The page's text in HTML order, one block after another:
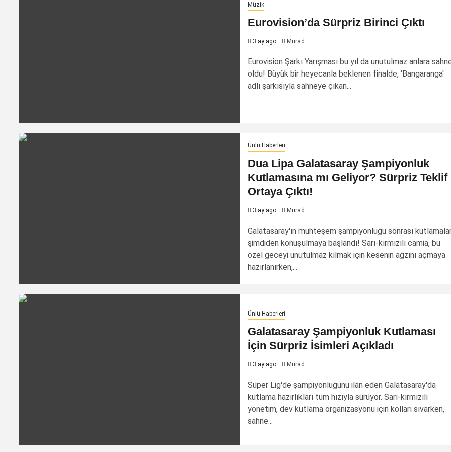
Müzik
Eurovision’da Sürpriz Birinci Çıktı
3 ay ago Murad
Eurovision Şarkı Yarışması bu yıl da unutulmaz anlara
oldu! Büyük bir heyecanla beklenen finalde, 'Bangaranga'
adlı şarkısıyla sahneye çıkan...
Ünlü Haberleri
Dua Lipa Galatasaray Şampiyonluk
Kutlamasına mı Geliyor? Sürpriz Teklif
Ortaya Çıktı!
3 ay ago Murad
Galatasaray'ın muhteşem şampiyonluğu sonrası
şimdiden konuşulmaya başlandı! Sarı-kırmızılı camia, bu
özel geceyi unutulmaz kılmak için kesenin ağzını açmaya
hazırlanırken,...
Ünlü Haberleri
Galatasaray Şampiyonluk Kutlaması
İçin Sürpriz İsimleri Açıkladı
3 ay ago Murad
Süper Lig'de şampiyonluğunu ilan eden Galatasaray'da
kutlama hazırlıkları tüm hızıyla sürüyor. Sarı-kırmızılı
yönetim, dev kutlama organizasyonu için kolları sıvarken,
sahne...